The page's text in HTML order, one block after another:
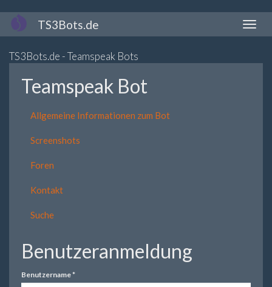
Direkt
zum
TS3Bots.de
TS3Bots.de - Teamspeak Bots
Teamspeak Bot
Allgemeine Informationen zum Bot
Screenshots
Foren
Kontakt
Suche
Benutzeranmeldung
Benutzername*